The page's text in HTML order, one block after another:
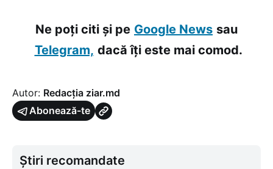
Ne poți citi și pe Google News sau
Telegram, dacă îți este mai comod.
Autor: Redacția ziar.md
Abonează-te
Știri recomandate